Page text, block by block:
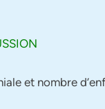
et nombre